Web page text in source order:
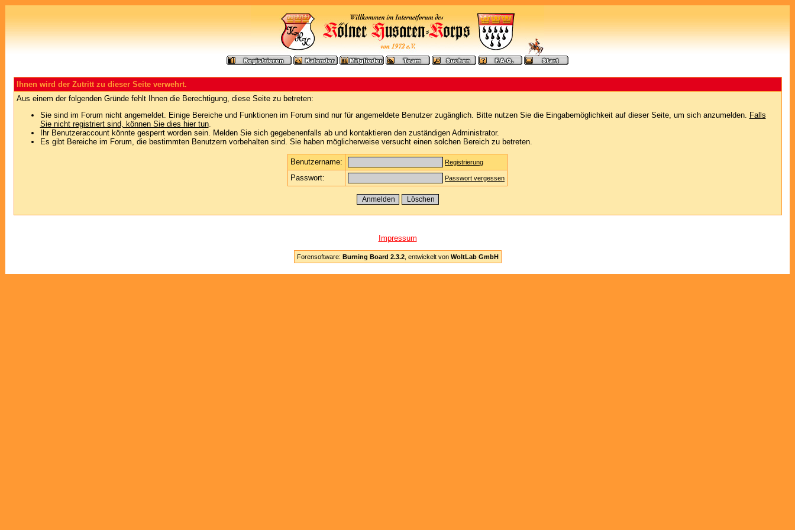
Ihnen wird der Zutritt zu dieser Seite verwehrt.
Aus einem der folgenden Gründe fehlt Ihnen die Berechtigung, diese Seite zu betreten:
Sie sind im Forum nicht angemeldet. Einige Bereiche und Funktionen im Forum sind nur für angemeldete Benutzer zugänglich. Bitte nutzen Sie die Eingabemöglichkeit auf dieser Seite, um sich anzumelden. Falls
Sie nicht registriert sind, können Sie dies hier tun.
Ihr Benutzeraccount könnte gesperrt worden sein. Melden Sie sich gegebenenfalls ab und kontaktieren den zuständigen Administrator.
Es gibt Bereiche im Forum, die bestimmten Benutzern vorbehalten sind. Sie haben möglicherweise versucht einen solchen Bereich zu betreten.
Benutzername: Registrierung
Passwort: Passwort vergessen
Impressum
Forensoftware: Burning Board 2.3.2, entwickelt von WoltLab GmbH